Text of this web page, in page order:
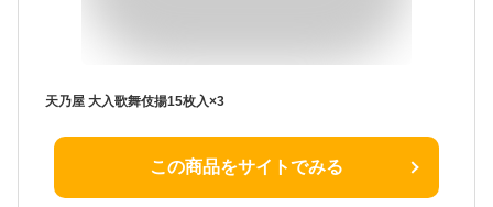
天乃屋 大入歌舞伎揚15枚入×3
この商品をサイトでみる